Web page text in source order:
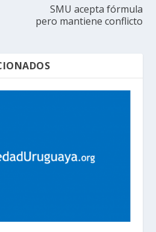
SMU acepta fórmula
pero mantiene conflicto